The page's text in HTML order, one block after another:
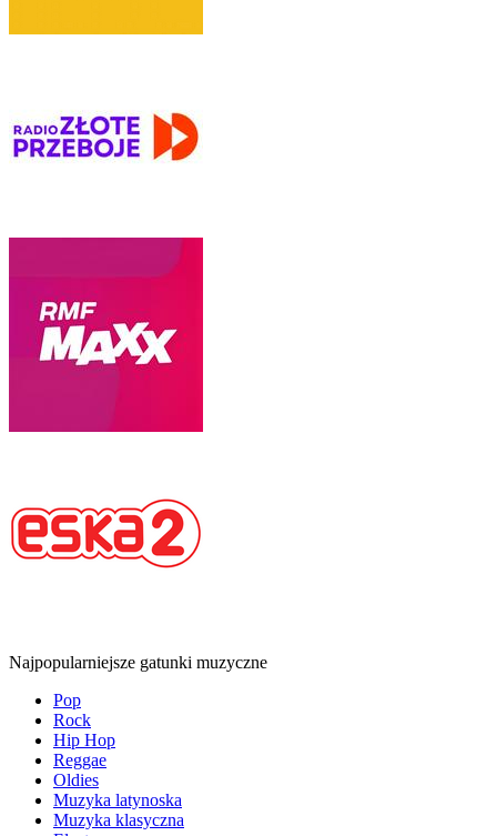
Najpopularniejsze gatunki muzyczne
Pop
Rock
Hip Hop
Reggae
Oldies
Muzyka latynoska
Muzyka klasyczna